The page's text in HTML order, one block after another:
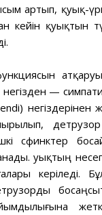
артып, қуық-
кейін қуықтын
—
негіздерінен
сфинктер
Қуықтың
керіледі.